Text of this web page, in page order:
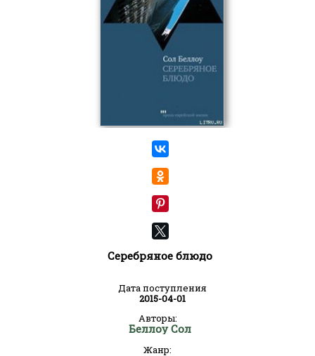
Серебряное блюдо
Дата поступления
2015-04-01
Авторы:
Беллоу Сол
Жанр: